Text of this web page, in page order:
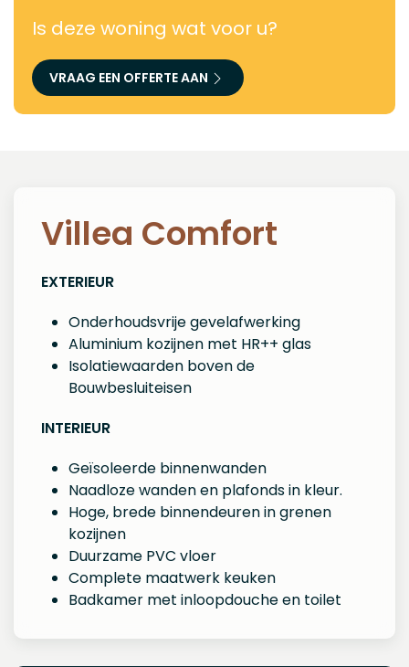
Is deze woning wat voor u?
VRAAG EEN OFFERTE AAN
Villea Comfort
EXTERIEUR
Onderhoudsvrije gevelafwerking
Aluminium kozijnen met HR++ glas
Isolatiewaarden boven de
Bouwbesluiteisen
INTERIEUR
Geïsoleerde binnenwanden
Naadloze wanden en plafonds in kleur.
Hoge, brede binnendeuren in grenen
kozijnen
Duurzame PVC vloer
Complete maatwerk keuken
Badkamer met inloopdouche en toilet